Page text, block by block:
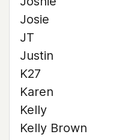
Josie
JT
Justin
K27
Karen
Kelly
Kelly Brown